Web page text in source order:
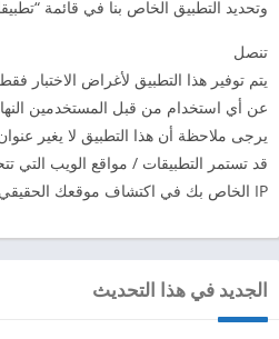
وتحديد التطبيق الخاص بنا في قائمة
تنصل
يتم توفير هذا التطبيق لأغراض الاختبار
عن أي استخدام من قبل المستخدمين
قد تستمر التطبيقات / مواقع الويب التي
IP الخاص بك في اكتشاف موقعك الحقيقي.
الجديد في هذا التحديث